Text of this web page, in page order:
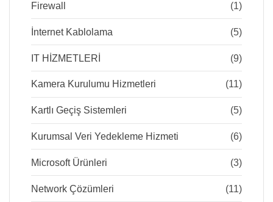
Firewall (1)
İnternet Kablolama (5)
IT HİZMETLERİ (9)
Kamera Kurulumu Hizmetleri (11)
Kartlı Geçiş Sistemleri (5)
Kurumsal Veri Yedekleme Hizmeti (6)
Microsoft Ürünleri (3)
Network Çözümleri (11)